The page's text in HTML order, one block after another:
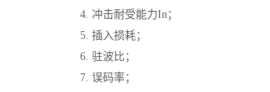
4. 冲击耐受能力In；
5. 插入损耗；
6. 驻波比；
7. 误码率；